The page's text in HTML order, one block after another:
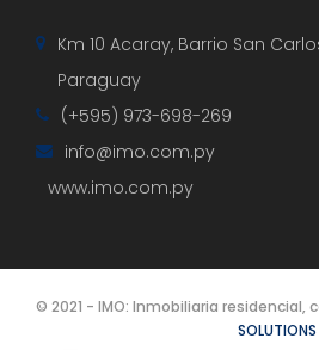
Km 10 Acaray, Barrio San
Paraguay
(+595) 973-698-269
info@imo.com.py
www.imo.com.py
© 2021 - IMO: Inmobiliaria residencial,
SOLUTIONS